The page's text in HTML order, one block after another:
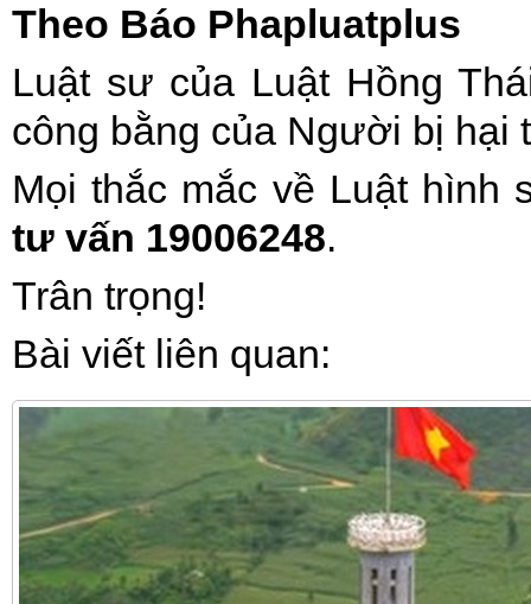
Theo Báo Phapluatplus
Luật sư của Luật Hồng
công bằng của Người bị hại
Mọi thắc mắc về Luật
tư vấn 19006248.
Trân trọng!
Bài viết liên quan: